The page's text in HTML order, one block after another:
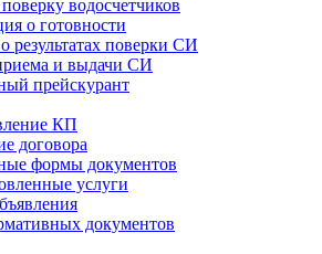
водосчетчиков
о готовности
результатах поверки СИ
и выдачи СИ
прейскурант
КП
договора
формы документов
услуги
документов